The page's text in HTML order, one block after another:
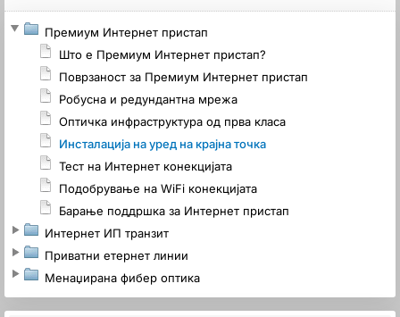
Премиум Интернет пристап
Што е Премиум Интернет пристап?
Поврзаност за Премиум Интернет пристап
Робусна и редундантна мрежа
Оптичкa инфраструктура од прва класа
Инсталација на уред на крајна точка
Тест на Интернет конекцијата
Подобрување на WiFi конекцијата
Барање поддршка за Интернет пристап
Интернет ИП транзит
Приватни етернет линии
Менаџирана фибер оптика